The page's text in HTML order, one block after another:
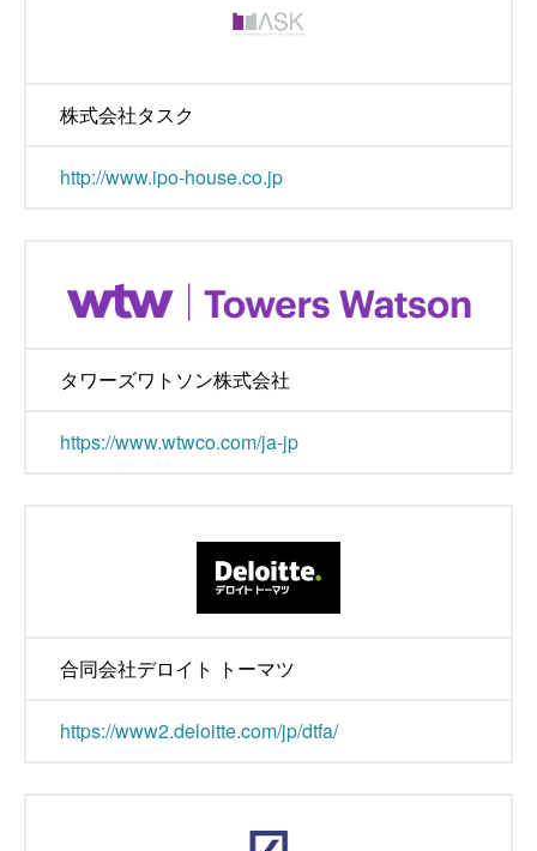
株式会社タスク
http://www.ipo-house.co.jp
タワーズワトソン株式会社
https://www.wtwco.com/ja-jp
合同会社デロイト トーマツ
https://www2.deloitte.com/jp/dtfa/